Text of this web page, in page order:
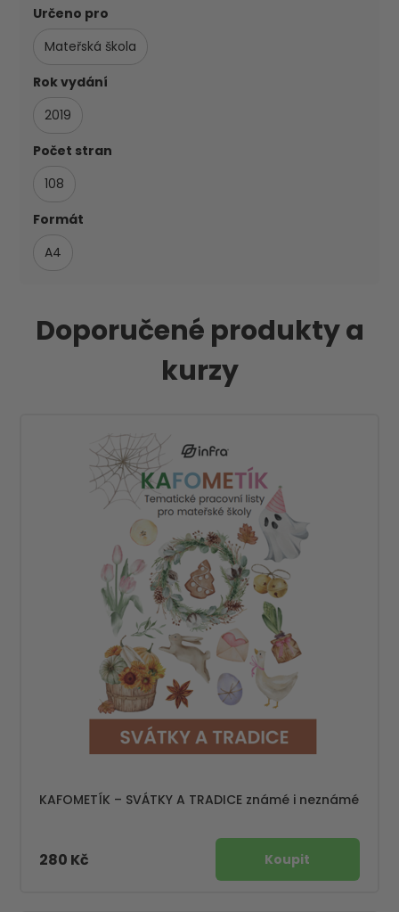
Určeno pro
Mateřská škola
Rok vydání
2019
Počet stran
108
Formát
A4
Doporučené produkty a
kurzy
KAFOMETÍK – SVÁTKY A TRADICE známé i neznámé
280 Kč